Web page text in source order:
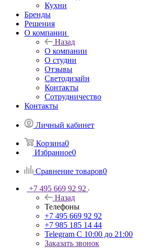
Кухни
Бренды
Решения
О компании
Назад
О компании
О студии
Отзывы
Светодизайн
Контакты
Сотрудничество
Контакты
Личный кабинет
Корзина0
Избранное0
Сравнение товаров0
+7 495 669 92 92
Назад
Телефоны
+7 495 669 92 92
+7 985 185 14 44
Telegram С 10:00 до 21:00
Заказать звонок